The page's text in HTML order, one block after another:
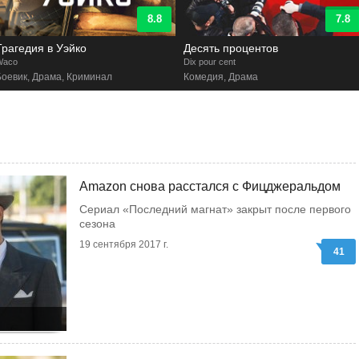
8.8
в Уэйко
Драма, Криминал
7.8
Десять процентов
Dix pour cent
Комедия, Драма
Amazon снова расстался с Фицджеральдом
Сериал «Последний магнат» закрыт после первого
сезона
19 сентября 2017 г.
41